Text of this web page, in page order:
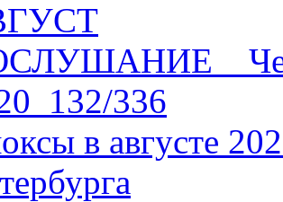
_
336
в августе